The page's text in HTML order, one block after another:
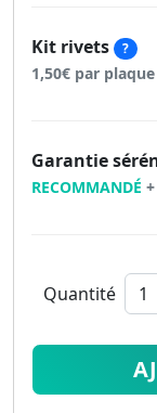
Kit rivets ?
1,50€ par plaque
Garantie
RECOMMANDÉ
Quantité